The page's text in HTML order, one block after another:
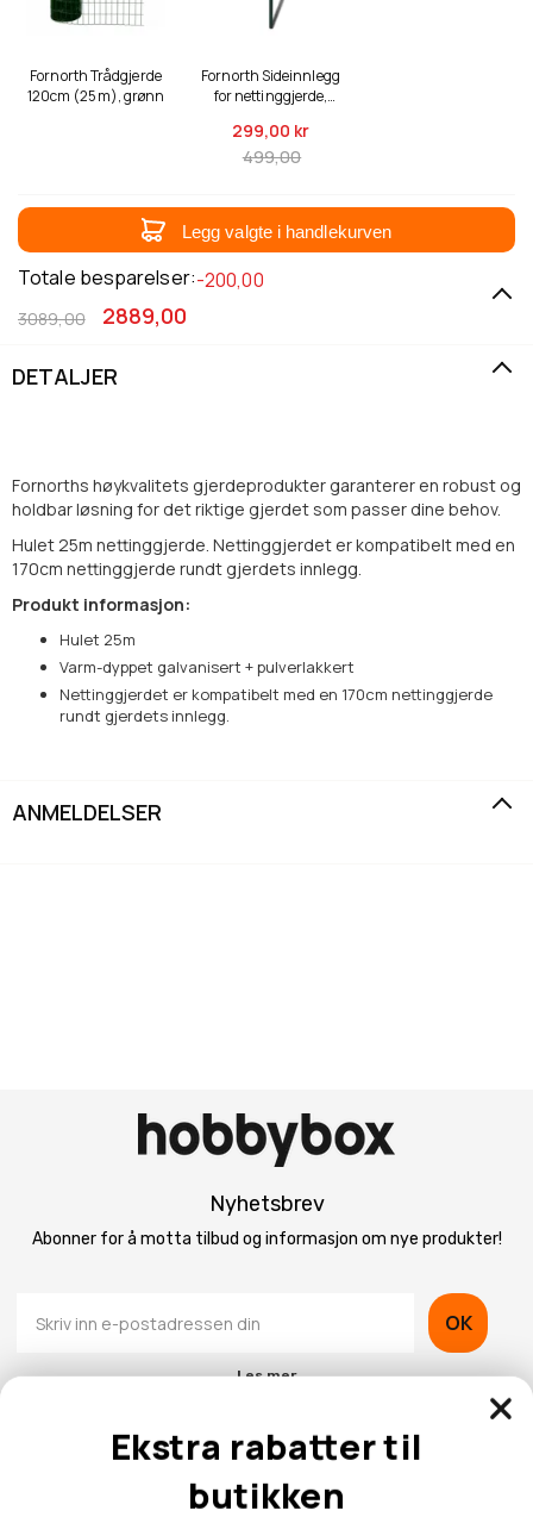
Fornorth Trådgjerde
120cm (25m), grønn
Fornorth Sideinnlegg
for nettinggjerde,
299,00 kr
499,00
Legg valgte i handlekurven
Totale besparelser:-200,00
2889,00
3089,00
DETALJER
Fornorths høykvalitets gjerdeprodukter garanterer en robust og
holdbar løsning for det riktige gjerdet som passer dine behov.
Hulet 25m nettinggjerde. Nettinggjerdet er kompatibelt med en
170cm nettinggjerde rundt gjerdets innlegg.
Produkt informasjon:
Hulet 25m
Varm-dyppet galvanisert + pulverlakkert
Nettinggjerdet er kompatibelt med en 170cm nettinggjerde
rundt gjerdets innlegg.
ANMELDELSER
Nyhetsbrev
Abonner for å motta tilbud og informasjon om nye produkter!
OK
Les mer
Ekstra rabatter til
butikken